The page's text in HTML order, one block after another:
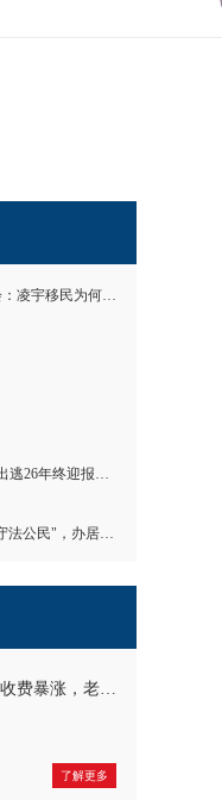
连续7年亮相进博会：凌宇移民为何成为唯一？
巨贪之子程慕阳：出逃26年终迎报应！
交6万欧税时我是"守法公民"，办居留时我成了"隐形人"
澳洲永居回头签收费暴涨，老客户应对方法
了解更多